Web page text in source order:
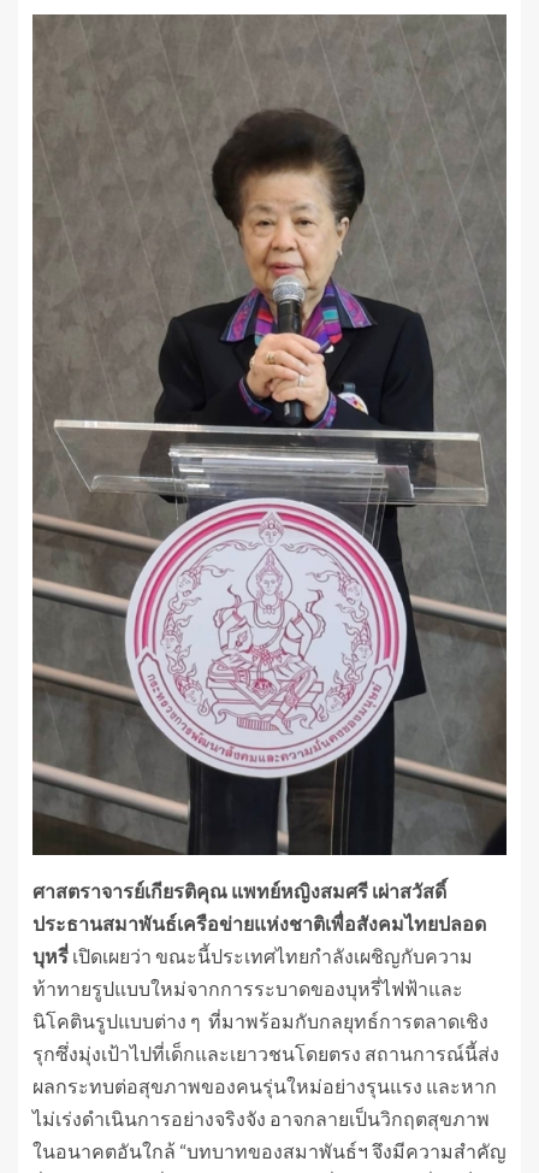
ศาสตราจารย์เกียรติคุณ แพทย์หญิงสมศรี เผ่าสวัสดิ์
ประธานสมาพันธ์เครือข่ายแห่งชาติเพื่อสังคมไทยปลอด
บุหรี่ เปิดเผยว่า ขณะนี้ประเทศไทยกำลังเผชิญกับความ
ท้าทายรูปแบบใหม่จากการระบาดของบุหรี่ไฟฟ้าและ
นิโคตินรูปแบบต่าง ๆ ที่มาพร้อมกับกลยุทธ์การตลาดเชิง
รุกซึ่งมุ่งเป้าไปที่เด็กและเยาวชนโดยตรง สถานการณ์นี้ส่ง
ผลกระทบต่อสุขภาพของคนรุ่นใหม่อย่างรุนแรง และหาก
ไม่เร่งดำเนินการอย่างจริงจัง อาจกลายเป็นวิกฤตสุขภาพ
ในอนาคตอันใกล้ “บทบาทของสมาพันธ์ฯ จึงมีความสำคัญ